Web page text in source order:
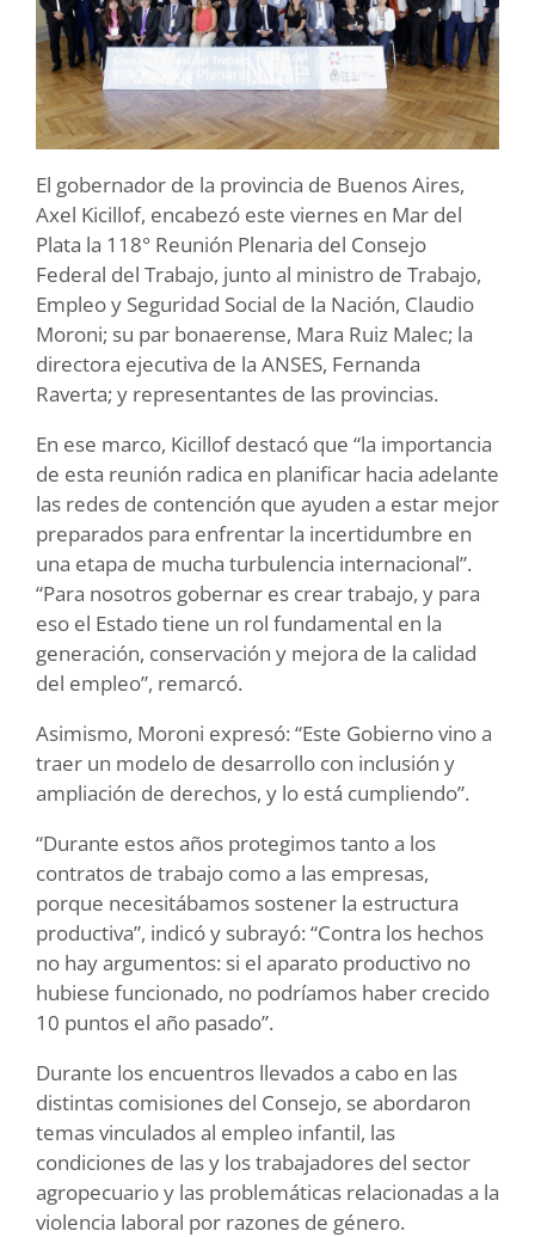
El gobernador de la provincia de Buenos Aires,
Axel Kicillof, encabezó este viernes en Mar del
Plata la 118° Reunión Plenaria del Consejo
Federal del Trabajo, junto al ministro de Trabajo,
Empleo y Seguridad Social de la Nación, Claudio
Moroni; su par bonaerense, Mara Ruiz Malec; la
directora ejecutiva de la ANSES, Fernanda
Raverta; y representantes de las provincias.
En ese marco, Kicillof destacó que “la importancia
de esta reunión radica en planificar hacia adelante
las redes de contención que ayuden a estar mejor
preparados para enfrentar la incertidumbre en
una etapa de mucha turbulencia internacional”.
“Para nosotros gobernar es crear trabajo, y para
eso el Estado tiene un rol fundamental en la
generación, conservación y mejora de la calidad
del empleo”, remarcó.
Asimismo, Moroni expresó: “Este Gobierno vino a
traer un modelo de desarrollo con inclusión y
ampliación de derechos, y lo está cumpliendo”.
“Durante estos años protegimos tanto a los
contratos de trabajo como a las empresas,
porque necesitábamos sostener la estructura
productiva”, indicó y subrayó: “Contra los hechos
no hay argumentos: si el aparato productivo no
hubiese funcionado, no podríamos haber crecido
10 puntos el año pasado”.
Durante los encuentros llevados a cabo en las
distintas comisiones del Consejo, se abordaron
temas vinculados al empleo infantil, las
condiciones de las y los trabajadores del sector
agropecuario y las problemáticas relacionadas a la
violencia laboral por razones de género.